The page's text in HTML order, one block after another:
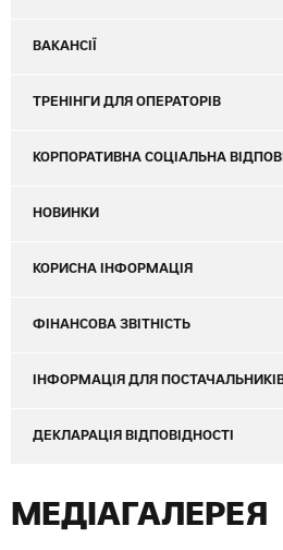
ВАКАНСІЇ
ТРЕНІНГИ ДЛЯ ОПЕРАТОРІВ
КОРПОРАТИВНА СОЦІАЛЬНА
НОВИНКИ
КОРИСНА ІНФОРМАЦІЯ
ФІНАНСОВА ЗВІТНІСТЬ
ІНФОРМАЦІЯ ДЛЯ
ДЕКЛАРАЦІЯ ВІДПОВІДНОСТІ
МЕДІАГАЛЕРЕЯ